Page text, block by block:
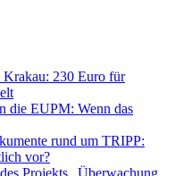
230 Euro für
die EUPM: Wenn das
rund um TRIPP:
vor?